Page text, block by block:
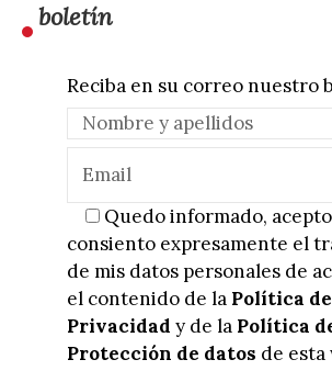
boletín
Reciba en su correo nuestro
Quedo informado,
consiento expresamente el
de mis datos personales de
el contenido de la Política de
Privacidad y de la Política
Protección de datos de esta